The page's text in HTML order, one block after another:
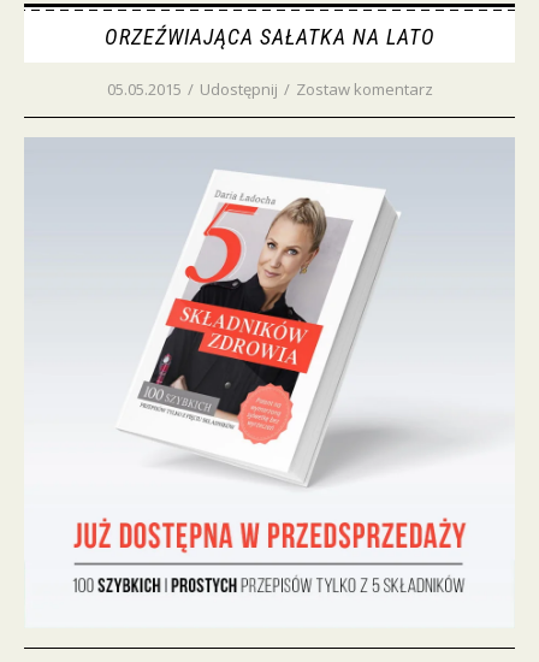
ORZEŹWIAJĄCA SAŁATKA NA LATO
05.05.2015 / Udostępnij / Zostaw komentarz